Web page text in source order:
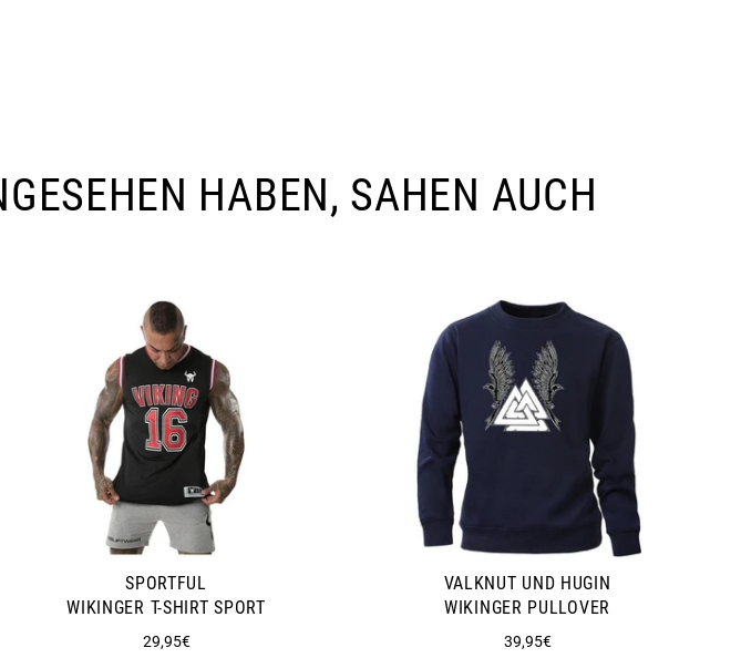
HABEN, SAHEN AUCH
SPORTFUL
WIKINGER T-SHIRT SPORT
Normaler
29,95€
VALKNUT UND HUGIN
WIKINGER PULLOVER
Normaler
39,95€